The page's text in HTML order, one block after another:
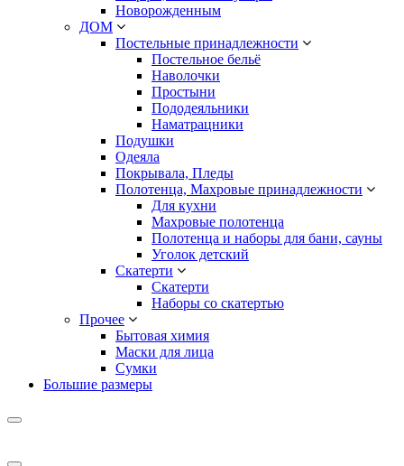
Новорожденным
ДОМ
Постельные принадлежности
Постельное бельё
Наволочки
Простыни
Пододеяльники
Наматрацники
Подушки
Одеяла
Покрывала, Пледы
Полотенца, Махровые принадлежности
Для кухни
Махровые полотенца
Полотенца и наборы для бани, сауны
Уголок детский
Скатерти
Скатерти
Наборы со скатертью
Прочее
Бытовая химия
Маски для лица
Сумки
Большие размеры